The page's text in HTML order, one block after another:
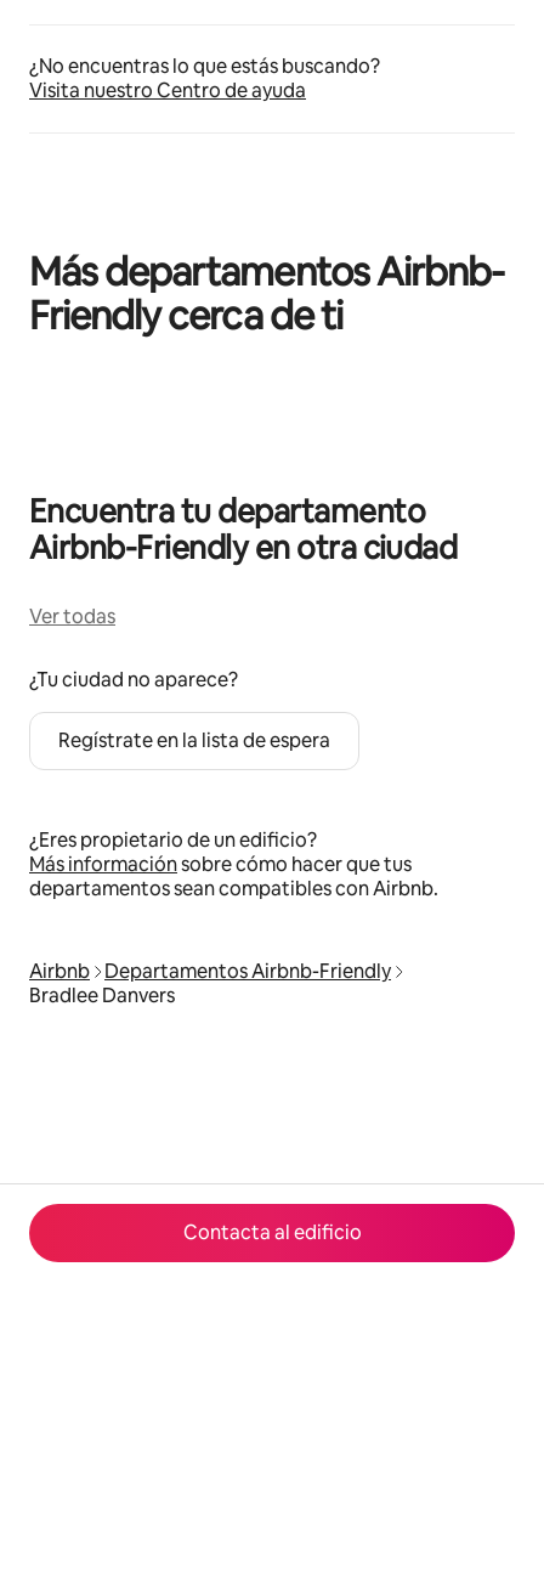
Contacta al edificio
¿No encuentras lo que estás buscando?
Visita nuestro Centro de ayuda
Más departamentos Airbnb-
Friendly cerca de ti
Encuentra tu departamento
Airbnb-Friendly en otra ciudad
Ver todas
¿Tu ciudad no aparece?
Regístrate en la lista de espera
¿Eres propietario de un edificio?
Más informaciónsobre cómo hacer que tus
departamentos sean compatibles con Airbnb.
Airbnb
Departamentos Airbnb-Friendly
Bradlee Danvers